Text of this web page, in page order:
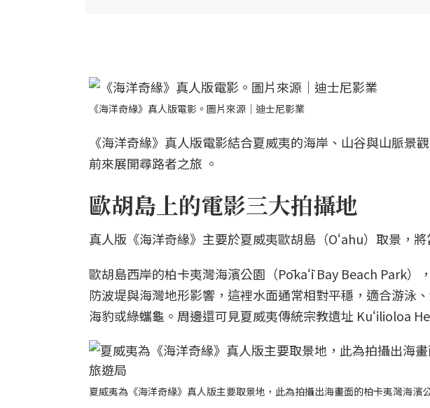
《海洋奇緣》真人版電影。圖片來源｜迪士尼影業
《海洋奇緣》真人版電影結合夏威夷的海岸、山谷與山脈景
前來展開尋路者之旅 。
歐胡島上的電影三大拍攝地
真人版《海洋奇緣》主要於夏威夷歐胡島（Oʻahu）取景，
歐胡島西岸的柏卡夷灣海濱公園（Pōkaʻī Bay Beach Park）
防波堤與海灣地形影響，這裡水面通常相對平穩，適合游泳
海豹或綠蠵龜。周邊還可見夏威夷傳統宗教遺址 Kuʻilioloa
夏威夷為《海洋奇緣》真人版主要取景地，此為拍攝出海畫面的柏卡夷灣海濱